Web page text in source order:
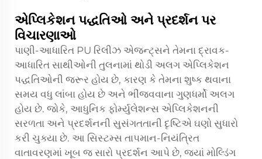
એપ્લિકેશન પદ્ધતિઓ અને પ્રદર્શન પર
વિચારણાઓ
પાણી-આધારિત PU રિલીઝ એજન્ટ્સને તેમના દ્રાવક-
આધારિત સાથીઓની તુલનામાં થોડી અલગ એપ્લિકેશન
પદ્ધતિઓની જરૂર હોય છે, કારણ કે તેમના શુષ્ક થવાના
સમય વધુ લાંબા હોય છે અને ભીંજવવાના ગુણધર્મો અલગ
હોય છે. જોકે, આધુનિક ફોર્મ્યુલેશન્સ એપ્લિકેશનની
સરળતા અને પ્રદર્શનની સુસંગતતાની દૃષ્ટિએ ઘણો સુધારો
કરી ચુક્યા છે. આ સિસ્ટમ્સ તાપમાન-નિયંત્રિત
વાતાવરણમાં ખૂબ જ સારો પ્રદર્શન આપે છે, જ્યાં મોલ્ડિંગ